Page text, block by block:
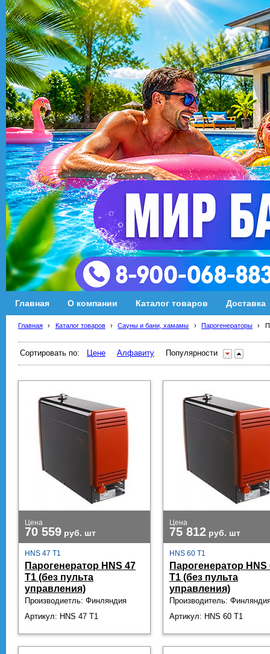
Главная О компании Каталог товаров Доставка
Главная › Каталог товаров › Сауны и бани, хамамы › Парогенераторы ›
Сортировать по: Цене Алфавиту Популярности
Цена
70 559 руб. шт
HNS 47 T1
Парогенератор HNS 47
T1 (без пульта
управления)
Производиетль: Финляндия
Артикул: HNS 47 T1
Цена
75 812 руб. шт
HNS 60 T1
Парогенератор HNS
T1 (без пульта
управления)
Производитель:
Артикул: HNS 60 T1